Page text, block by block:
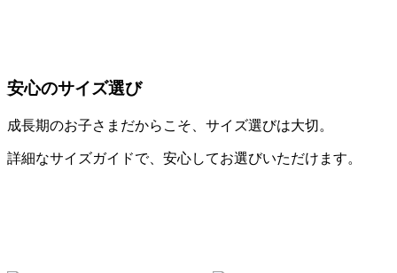
安心のサイズ選び
成長期のお子さまだからこそ、サイズ選びは大切。
詳細なサイズガイドで、安心してお選びいただけます。